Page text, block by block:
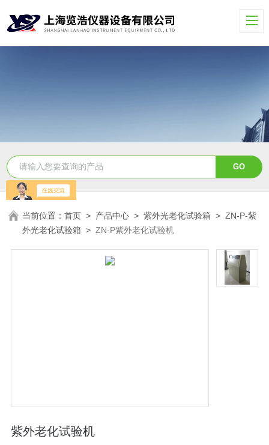
当前位置：首页 > 产品中心 >紫外光老化试验箱 >ZN-P-紫
外光老化试验箱 >ZN-P紫外老化试验机
紫外老化试验机